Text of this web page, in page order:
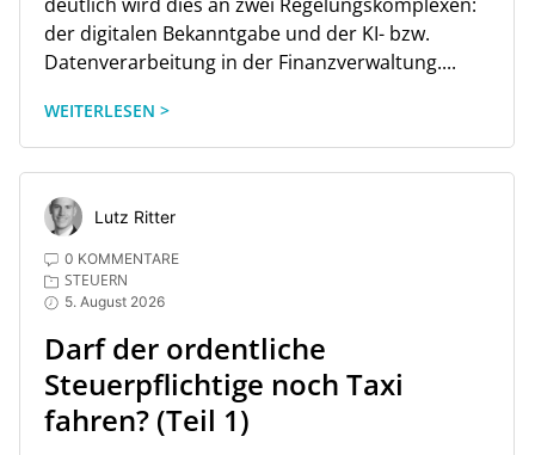
der digitalen Bekanntgabe und der KI- bzw.
Datenverarbeitung in der Finanzverwaltung....
WEITERLESEN >
Lutz Ritter
0 KOMMENTARE
STEUERN
5. August 2026
Darf der ordentliche
Steuerpflichtige noch Taxi
fahren? (Teil 1)